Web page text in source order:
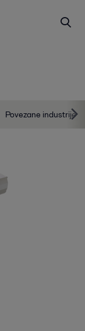
Povezane industrije